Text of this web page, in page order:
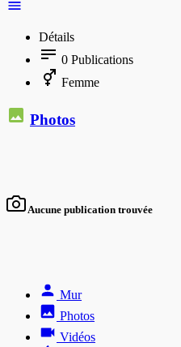
Détails
0 Publications
Femme
Photos
Aucune publication trouvée
Mur
Photos
Vidéos